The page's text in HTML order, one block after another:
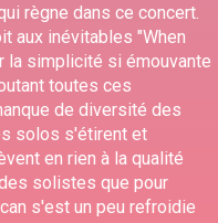
règne dans ce concert.
aux inévitables "When
la simplicité si émouvante
toutes ces
de diversité des
solos s'étirent et
en rien à la qualité
solistes que pour
s'est un peu refroidie